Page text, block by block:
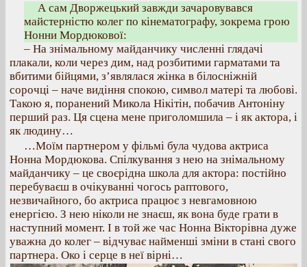
А сам Дворжецький завжди зачаровувався
майстерністю колег по кінематографу, зокрема грою
Нонни Мордюкової:
– На знімальному майданчику численні глядачі
плакали, коли через дим, над розбитими гарматами та
вбитими бійцями, з’являлася жінка в білосніжній
сорочці – наче видіння спокою, символ матері та любові.
Такою я, поранений Микола Нікітін, побачив Антоніну
перший раз. Ця сцена мене приголомшила – і як актора, і
як людину…
…Моїм партнером у фільмі була чудова актриса
Нонна Мордюкова. Спілкування з нею на знімальному
майданчику – це своєрідна школа для актора: постійно
перебуваєш в очікуванні чогось раптового,
незвичайного, бо актриса працює з невгамовною
енергією. З нею ніколи не знаєш, як вона буде грати в
наступний момент. І в той же час Нонна Вікторівна дуже
уважна до колег – відчуває найменші зміни в стані свого
партнера. Око і серце в неї вірні…